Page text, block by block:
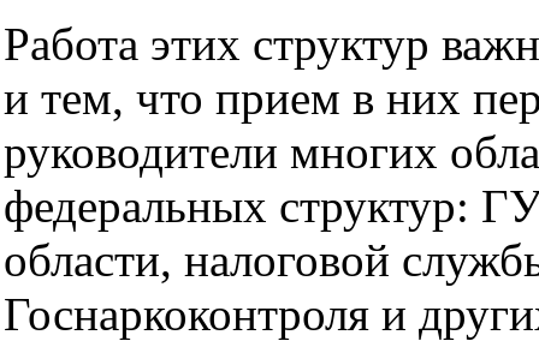
Работа этих структур
и тем, что прием в них
руководители многих
федеральных структур:
области, налоговой
Госнаркоконтроля и